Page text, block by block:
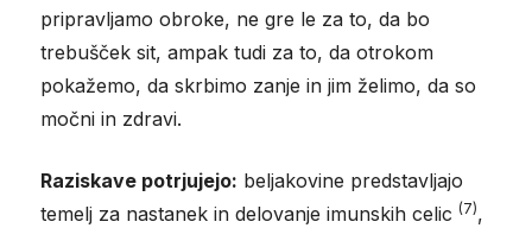
pripravljamo obroke, ne gre le za to, da bo
trebušček sit, ampak tudi za to, da otrokom
pokažemo, da skrbimo zanje in jim želimo, da so
močni in zdravi.
Raziskave potrjujejo: beljakovine predstavljajo
temelj za nastanek in delovanje imunskih celic (7),